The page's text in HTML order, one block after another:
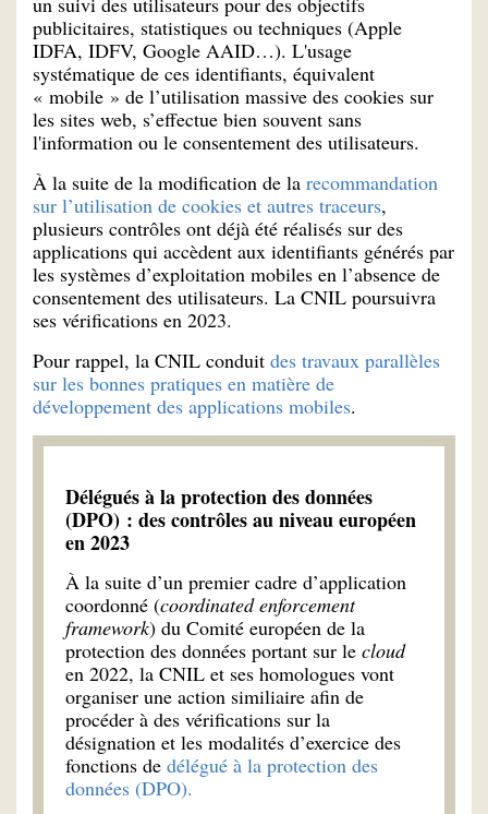
publicitaires, statistiques ou techniques (Apple
IDFA, IDFV, Google AAID…). L'usage
systématique de ces identifiants, équivalent
« mobile » de l’utilisation massive des cookies sur
les sites web, s’effectue bien souvent sans
l'information ou le consentement des utilisateurs.
À la suite de la modification de la recommandation
sur l’utilisation de cookies et autres traceurs,
plusieurs contrôles ont déjà été réalisés sur des
applications qui accèdent aux identifiants générés par
les systèmes d’exploitation mobiles en l’absence de
consentement des utilisateurs. La CNIL poursuivra
ses vérifications en 2023.
Pour rappel, la CNIL conduit des travaux parallèles
sur les bonnes pratiques en matière de
développement des applications mobiles.
Délégués à la protection des données
(DPO) : des contrôles au niveau européen
en 2023
À la suite d’un premier cadre d’application
coordonné (coordinated enforcement
framework) du Comité européen de la
protection des données portant sur le cloud
en 2022, la CNIL et ses homologues vont
organiser une action similiaire afin de
procéder à des vérifications sur la
désignation et les modalités d’exercice des
fonctions de délégué à la protection des
données (DPO).